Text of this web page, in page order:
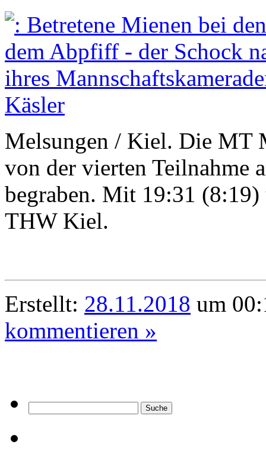
Melsungen / Kiel. Die MT
von der vierten Teilnahme
begraben. Mit 19:31 (8:19)
THW Kiel.
Erstellt: 28.11.2018 um
kommentieren »